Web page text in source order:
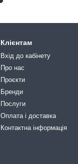
Клієнтам
Вхід до кабінету
Про нас
Проєкти
Бренди
Послуги
Оплата і доставка
Контактна інформація